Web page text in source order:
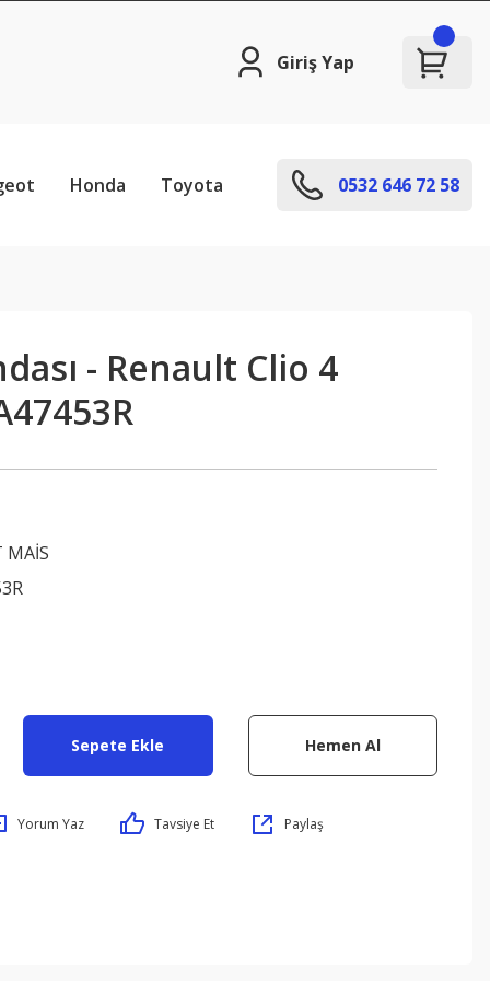
Giriş Yap
Honda Toyota 0532 646 72 58
- Renault Clio 4
MAİS
Sepete Ekle Hemen Al
Yorum Yaz Tavsiye Et Paylaş